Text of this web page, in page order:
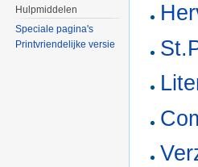
Hulpmiddelen
Speciale pagina's
Printvriendelijke versie